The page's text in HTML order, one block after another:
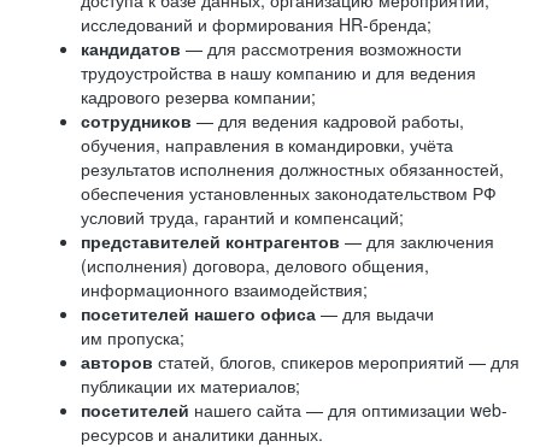
исследований и формирования HR-бренда;
кандидатов — для рассмотрения возможности
трудоустройства в нашу компанию и для ведения
кадрового резерва компании;
сотрудников — для ведения кадровой работы,
обучения, направления в командировки, учёта
результатов исполнения должностных обязанностей,
обеспечения установленных законодательством РФ
условий труда, гарантий и компенсаций;
представителей контрагентов — для заключения
(исполнения) договора, делового общения,
информационного взаимодействия;
посетителей нашего офиса — для выдачи
им пропуска;
авторов статей, блогов, спикеров мероприятий — для
публикации их материалов;
посетителей нашего сайта — для оптимизации web-
ресурсов и аналитики данных.